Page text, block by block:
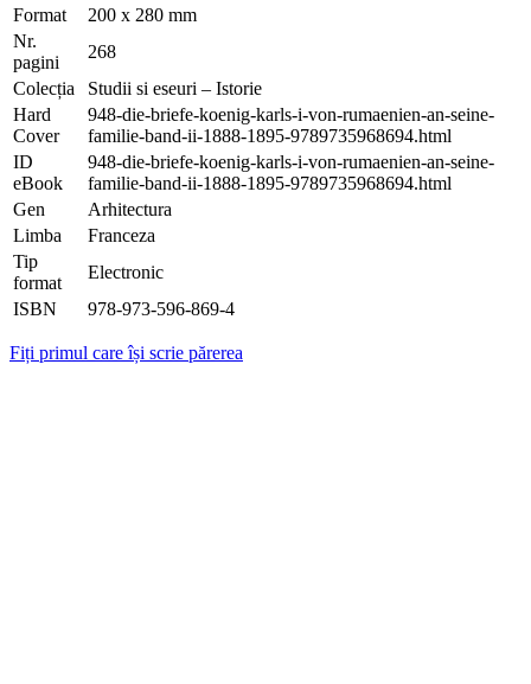
Format
200 x 280 mm
Nr.
pagini
268
Colecția
Studii si eseuri – Istorie
Hard
Cover
948-die-briefe-koenig-karls-i-von-rumaenien-an-seine-
familie-band-ii-1888-1895-9789735968694.html
ID
eBook
948-die-briefe-koenig-karls-i-von-rumaenien-an-seine-
familie-band-ii-1888-1895-9789735968694.html
Gen
Arhitectura
Limba
Franceza
Tip
format
Electronic
ISBN
978-973-596-869-4
Fiți primul care își scrie părerea